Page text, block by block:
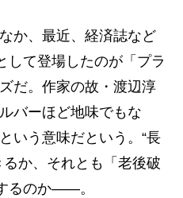
か、最近、経済誌など
して登場したのが「プラ
だ。作家の故・渡辺淳
バーほど地味でもな
いう意味だという。“長
か、それとも「老後破
るのか――。